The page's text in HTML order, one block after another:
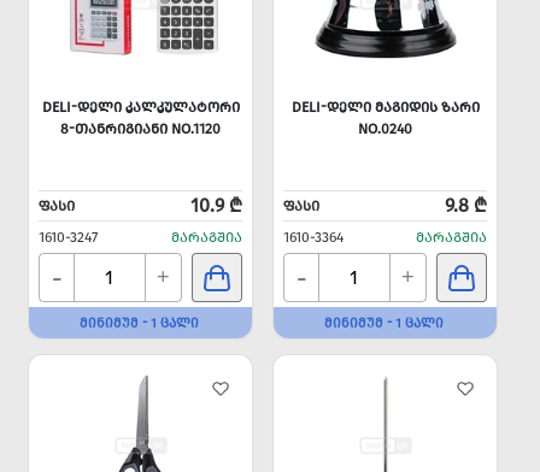
DELI-ᲓᲔᲚᲘ ᲙᲐᲚᲙᲣᲚᲐᲢᲝᲠᲘ
8-ᲗᲐᲜᲠᲘᲒᲘᲐᲜᲘ NO.1120
ᲤᲐᲡᲘ 10.9 ₾
1610-3247 ᲛᲐᲠᲐᲒᲨᲘᲐ
- +
ᲛᲘᲜᲘᲛᲣᲛ - 1 ᲪᲐᲚᲘ
DELI-ᲓᲔᲚᲘ ᲛᲐᲒᲘᲓᲘᲡ ᲖᲐᲠᲘ
NO.0240
ᲤᲐᲡᲘ 9.8 ₾
1610-3364 ᲛᲐᲠᲐᲒᲨᲘᲐ
- +
ᲛᲘᲜᲘᲛᲣᲛ - 1 ᲪᲐᲚᲘ